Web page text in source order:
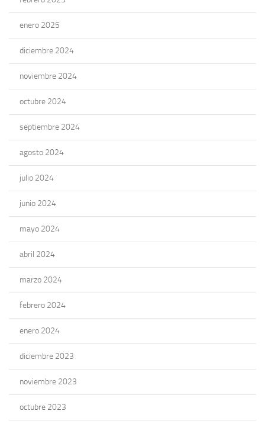
enero 2025
diciembre 2024
noviembre 2024
octubre 2024
septiembre 2024
agosto 2024
julio 2024
junio 2024
mayo 2024
abril 2024
marzo 2024
febrero 2024
enero 2024
diciembre 2023
noviembre 2023
octubre 2023